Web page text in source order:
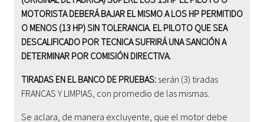
MOTORISTA DEBERÁ BAJAR EL MISMO A LOS HP PERMITIDO
O MENOS (13 HP) SIN TOLERANCIA. EL PILOTO QUE SEA
DESCALIFICADO POR TECNICA SUFRIRÁ UNA SANCIÓN A
DETERMINAR POR COMISIÓN DIRECTIVA.
TIRADAS EN EL BANCO DE PRUEBAS: serán (3) tiradas
FRANCAS Y LIMPIAS, con promedio de las mismas.
Se aclara, de manera excluyente, que el motor debe